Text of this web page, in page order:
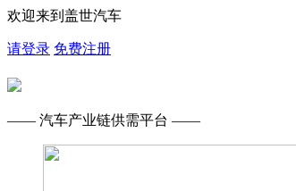
欢迎来到盖世汽车
请登录 免费注册
—— 汽车产业链供需平台 ——